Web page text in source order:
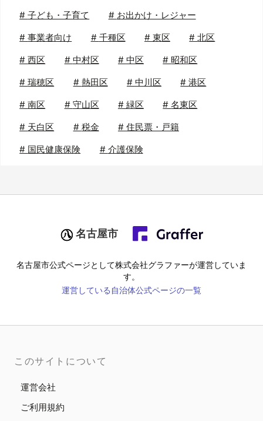
#子ども・子育て # お出かけ・レジャー
#事業者向け # 千種区 # 東区 #北区
#西区 # 中村区 # 中区 # 昭和区
#瑞穂区 # 熱田区 # 中川区 #港区
#南区 # 守山区 # 緑区 #名東区
# 天白区 # 税金 # 住民票・戸籍
# 国民健康保険 # 介護保険
名古屋市
名古屋市公式ページとして株式会社グラファーが運営していま
す。
運営している自治体公式ページの一覧
このサイトについて
運営会社
ご利用規約